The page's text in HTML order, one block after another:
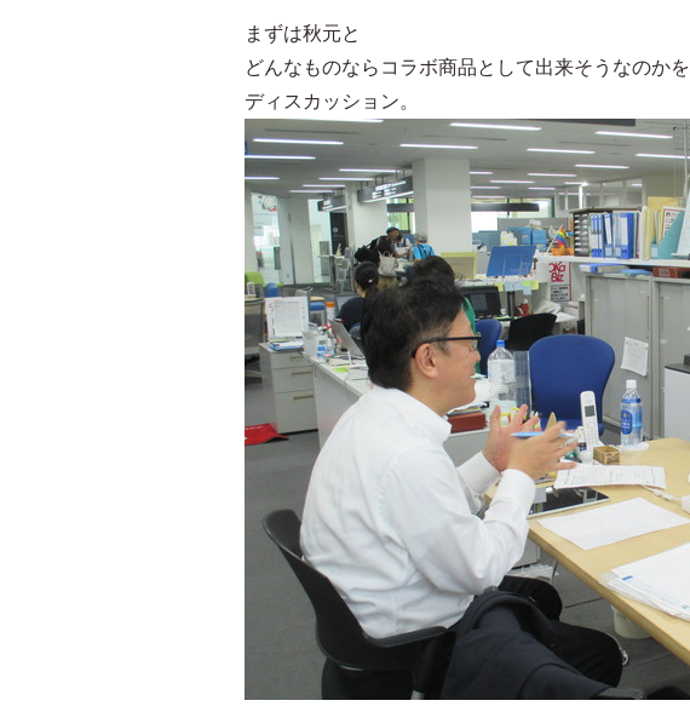
まずは秋元と
どんなものならコラボ商品として出来そうなのかを
ディスカッション。